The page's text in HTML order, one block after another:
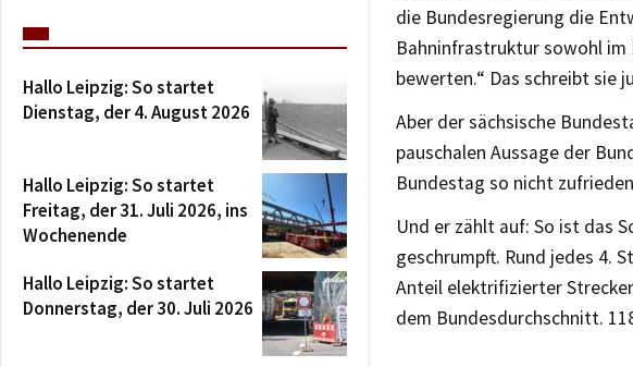
die Bundesregierung die
Bahninfrastruktur sowohl
bewerten.“ Das schreibt sie
Aber der sächsische
pauschalen Aussage der
Bundestag so nicht
Und er zählt auf: So ist das
geschrumpft. Rund jedes 4.
Anteil elektrifizierter
dem Bundesdurchschnitt.
Hallo Leipzig: So startet
Dienstag, der 4. August 2026
Hallo Leipzig: So startet
Freitag, der 31. Juli 2026, ins
Wochenende
Hallo Leipzig: So startet
Donnerstag, der 30. Juli 2026